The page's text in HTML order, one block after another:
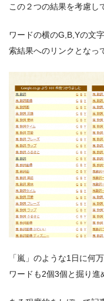
この２つの結果を考慮し
ワードの横のG,B,Yの文
索結果へのリンクとなっ
「嵐」のような1日に何
ワードも2個3個と掘り進